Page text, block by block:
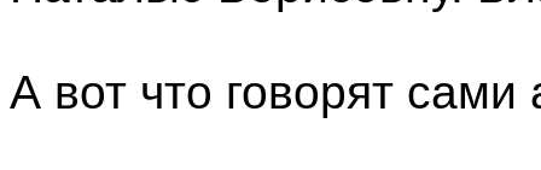
А вот что говорят